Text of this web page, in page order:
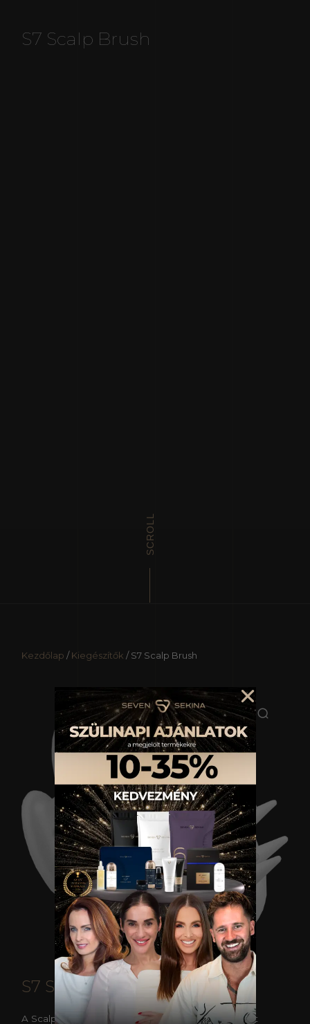
S7 Scalp Brush
SCROLL
Kezdőlap /Kiegészítők / S7 Scalp Brush
S7 SCALP BRUSH
A Scalp Brush fejbőrmasszírozó minden hajmosást